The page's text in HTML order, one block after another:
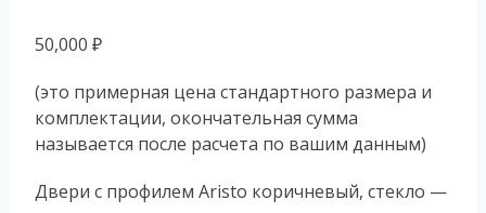
50,000 ₽
(это примерная цена стандартного размера и
комплектации, окончательная сумма
называется после расчета по вашим данным)
Двери с профилем Aristo коричневый, стекло —